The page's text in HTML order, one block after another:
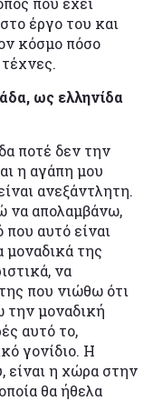
έργο του και
κόσμο πόσο
ως ελληνίδα
ποτέ δεν την
η αγάπη μου
ανεξάντλητη.
να απολαμβάνω,
που αυτό είναι
μοναδικά της
να
που νιώθω ότι
την μοναδική
αυτό το,
γονίδιο. Η
είναι η χώρα στην
θα ήθελα